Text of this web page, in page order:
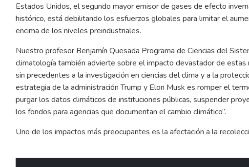
Estados Unidos, el segundo mayor emisor de gases de efecto
histórico, está debilitando los esfuerzos globales para limitar el
encima de los niveles preindustriales.
Nuestro profesor Benjamín Quesada Programa de Ciencias del
climatología también advierte sobre el impacto devastador de estas
sin precedentes a la investigación en ciencias del clima y a la
estrategia de la administración Trump y Elon Musk es romper el
purgar los datos climáticos de instituciones públicas, suspender
los fondos para agencias que documentan el cambio climático”.
Uno de los impactos más preocupantes es la afectación a la